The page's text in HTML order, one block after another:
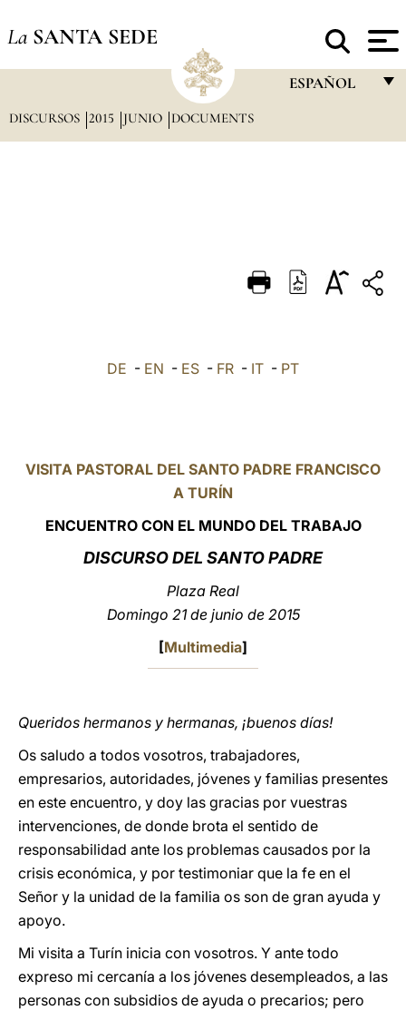
La SANTA SEDE
ESPAÑOL
DEUTSCH
العربيّة
DISCURSOS 2015 JUNIO DOCUMENTS
DE - EN - ES - FR - IT - PT
VISITA PASTORAL DEL SANTO PADRE FRANCISCO
A TURÍN
ENCUENTRO CON EL MUNDO DEL TRABAJO
DISCURSO DEL SANTO PADRE
Plaza Real
Domingo 21 de junio de 2015
[Multimedia]
Queridos hermanos y hermanas, ¡buenos días!
Os saludo a todos vosotros, trabajadores,
empresarios, autoridades, jóvenes y familias presentes
en este encuentro, y doy las gracias por vuestras
intervenciones, de donde brota el sentido de
responsabilidad ante los problemas causados por la
crisis económica, y por testimoniar que la fe en el
Señor y la unidad de la familia os son de gran ayuda y
apoyo.
Mi visita a Turín inicia con vosotros. Y ante todo
expreso mi cercanía a los jóvenes desempleados, a las
personas con subsidios de ayuda o precarios; pero